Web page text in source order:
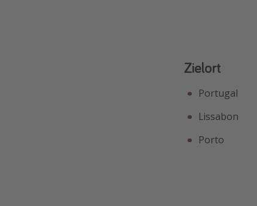
Zielort
Portugal
Lissabon
Porto